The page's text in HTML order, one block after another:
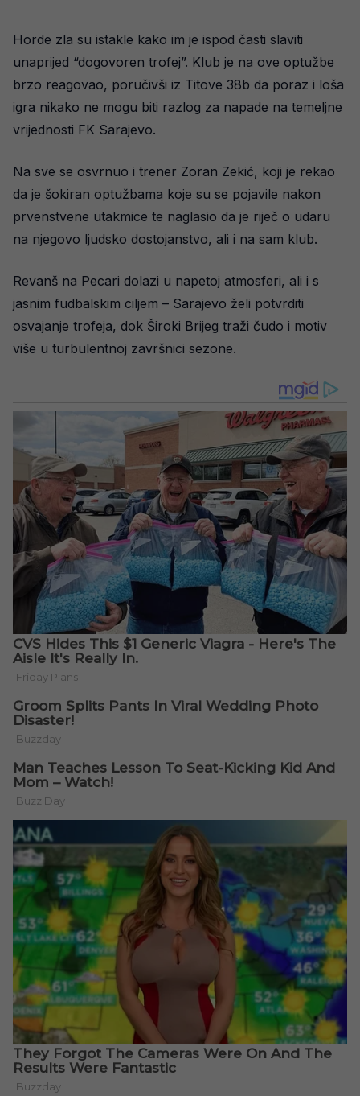
Horde zla su istakle kako im je ispod časti slaviti
unaprijed “dogovoren trofej”. Klub je na ove optužbe
brzo reagovao, poručivši iz Titove 38b da poraz i loša
igra nikako ne mogu biti razlog za napade na temeljne
vrijednosti FK Sarajevo.
Na sve se osvrnuo i trener Zoran Zekić, koji je rekao
da je šokiran optužbama koje su se pojavile nakon
prvenstvene utakmice te naglasio da je riječ o udaru
na njegovo ljudsko dostojanstvo, ali i na sam klub.
Revanš na Pecari dolazi u napetoj atmosferi, ali i s
jasnim fudbalskim ciljem – Sarajevo želi potvrditi
osvajanje trofeja, dok Široki Brijeg traži čudo i motiv
više u turbulentnoj završnici sezone.